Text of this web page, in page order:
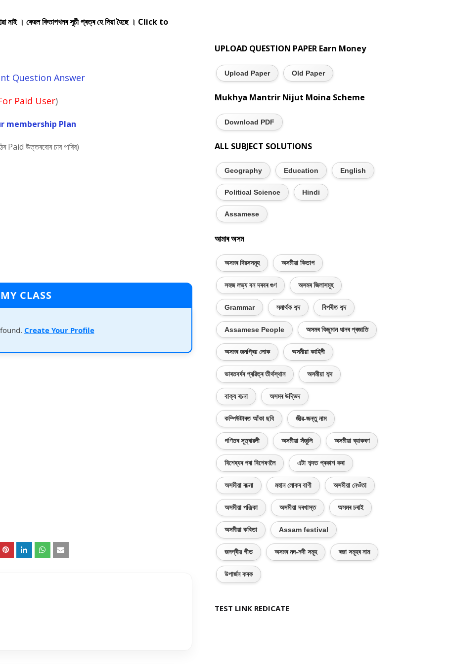
নাই । কেৱল কিতাপখনৰ সূচী প্ৰত্ৰ হে দিয়া হৈছে । Click to
Question Answer
Paid User)
membership Plan
Paid উত্তৰবোৰ চাব পাৰিব)
MY CLASS
Create Your Profile
UPLOAD QUESTION PAPER Earn Money
Upload Paper Old Paper
Mukhya Mantrir Nijut Moina Scheme
Download PDF
ALL SUBJECT SOLUTIONS
Geography Education English
Political Science Hindi
Assamese
আমাৰ অসম
অসমৰ দিৱসসমূহ অসমীয়া কিতাপ
সহজ লভ্য বন দৰবৰ গুণ অসমৰ জিলাসমূহ
Grammar সমাৰ্থক শব্দ বিপৰীত শব্দ
Assamese People অসমৰ কিছুমান ধানৰ প্ৰজাতি
অসমৰ জনপ্ৰিয় লোক অসমীয়া কাহিনী
ভাৰতবৰ্ষৰ প্ৰৱিত্ৰ তীৰ্থস্থান অসমীয়া শব্দ
বাক্য ৰচনা অসমৰ উদ্ভিদ
কম্পিউটাৰত আঁকা ছবি জীৱ-জন্তু নাম
গণিতৰ সূত্ৰাৱলী অসমীয়া সঁজুলি অসমীয়া ব্যাকৰণ
বিশেষ্যৰ পৰা বিশেষণলৈ এটা শব্দত প্ৰকাশ কৰা
অসমীয়া ৰচনা মহান লোকৰ বাণী অসমীয়া নেওঁতা
অসমীয়া পঞ্জিকা অসমীয়া দৰখাস্ত অসমৰ চৰাই
অসমীয়া কবিতা Assam festival
জনপ্ৰীয় গীত অসমৰ নদ-নদী সমূহ ৰজা সমূহৰ নাম
উপাৰ্জন কৰক
TEST LINK REDICATE